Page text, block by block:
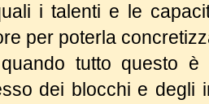
i talenti e le
per poterla
tutto questo è
dei blocchi e degli